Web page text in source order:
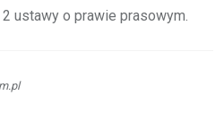
ustawy o prawie prasowym.